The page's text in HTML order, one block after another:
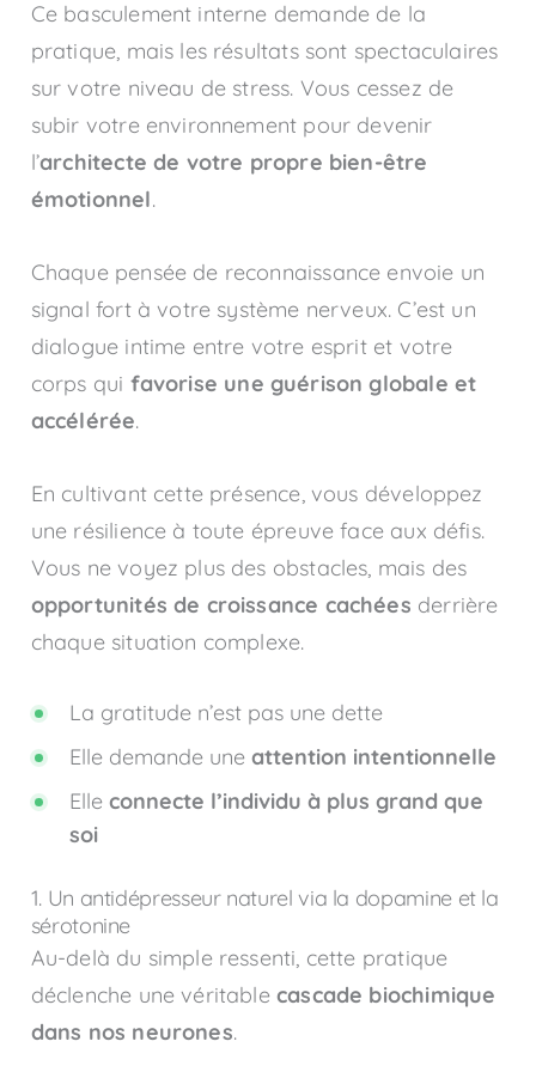
Ce basculement interne demande de la
pratique, mais les résultats sont spectaculaires
sur votre niveau de stress. Vous cessez de
subir votre environnement pour devenir
l’architecte de votre propre bien-être
émotionnel.
Chaque pensée de reconnaissance envoie un
signal fort à votre système nerveux. C’est un
dialogue intime entre votre esprit et votre
corps qui favorise une guérison globale et
accélérée.
En cultivant cette présence, vous développez
une résilience à toute épreuve face aux défis.
Vous ne voyez plus des obstacles, mais des
opportunités de croissance cachées derrière
chaque situation complexe.
La gratitude n’est pas une dette
Elle demande une attention intentionnelle
Elle connecte l’individu à plus grand que
soi
1. Un antidépresseur naturel via la dopamine et la
sérotonine
Au-delà du simple ressenti, cette pratique
déclenche une véritablecascade biochimique
dans nos neurones.